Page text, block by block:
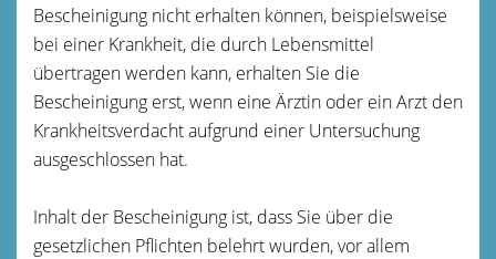
Bescheinigung nicht erhalten können, beispielsweise
bei einer Krankheit, die durch Lebensmittel
übertragen werden kann, erhalten Sie die
Bescheinigung erst, wenn eine Ärztin oder ein Arzt den
Krankheitsverdacht aufgrund einer Untersuchung
ausgeschlossen hat.
Inhalt der Bescheinigung ist, dass Sie über die
gesetzlichen Pflichten belehrt wurden, vor allem